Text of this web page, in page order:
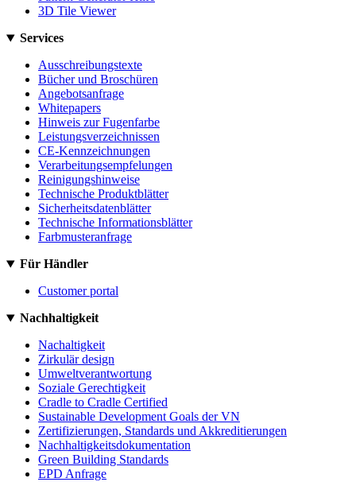
3D Tile Viewer
Services
Ausschreibungstexte
Bücher und Broschüren
Angebotsanfrage
Whitepapers
Hinweis zur Fugenfarbe
Leistungsverzeichnissen
CE-Kennzeichnungen
Verarbeitungsempfelungen
Reinigungshinweise
Technische Produktblätter
Sicherheitsdatenblätter
Technische Informationsblätter
Farbmusteranfrage
Für Händler
Customer portal
Nachhaltigkeit
Nachaltigkeit
Zirkulär design
Umweltverantwortung
Soziale Gerechtigkeit
Cradle to Cradle Certified
Sustainable Development Goals der VN
Zertifizierungen, Standards und Akkreditierungen
Nachhaltigkeitsdokumentation
Green Building Standards
EPD Anfrage